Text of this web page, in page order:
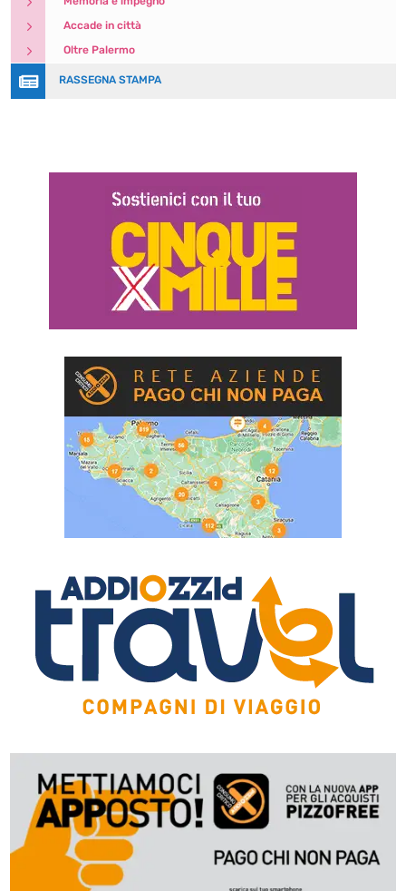
5 Accade in città
5 Oltre Palermo
 RASSEGNA STAMPA